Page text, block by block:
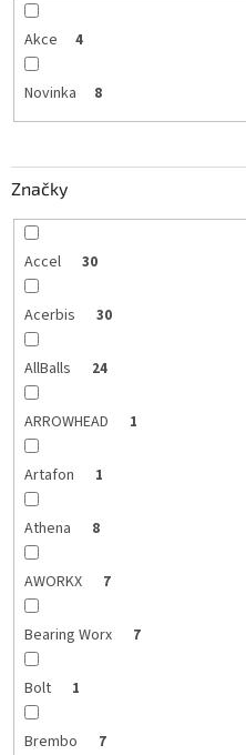
Akce 4
Novinka 8
Značky
Accel 30
Acerbis 30
AllBalls 24
ARROWHEAD 1
Artafon 1
Athena 8
AWORKX 7
Bearing Worx 7
Bolt 1
Brembo 7